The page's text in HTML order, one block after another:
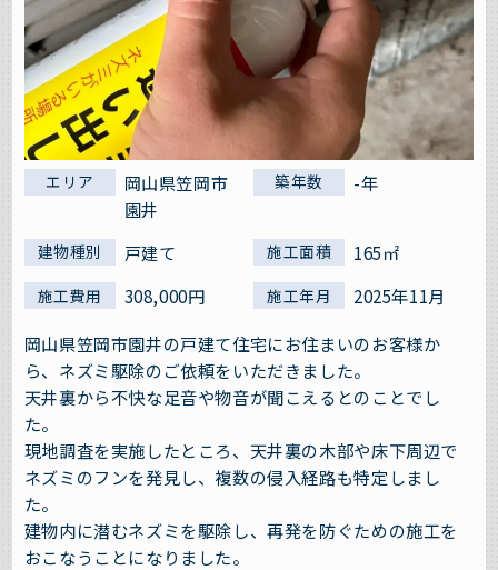
エリア
岡山県笠岡市
園井
築年数 -年
建物種別 戸建て 施工面積 165㎡
施工費用 308,000円 施工年月
2025年11月
岡山県笠岡市園井の戸建て住宅にお住まいのお客様か
ら、ネズミ駆除のご依頼をいただきました。
天井裏から不快な足音や物音が聞こえるとのことでし
た。
現地調査を実施したところ、天井裏の木部や床下周辺で
ネズミのフンを発見し、複数の侵入経路も特定しまし
た。
建物内に潜むネズミを駆除し、再発を防ぐための施工を
おこなうことになりました。